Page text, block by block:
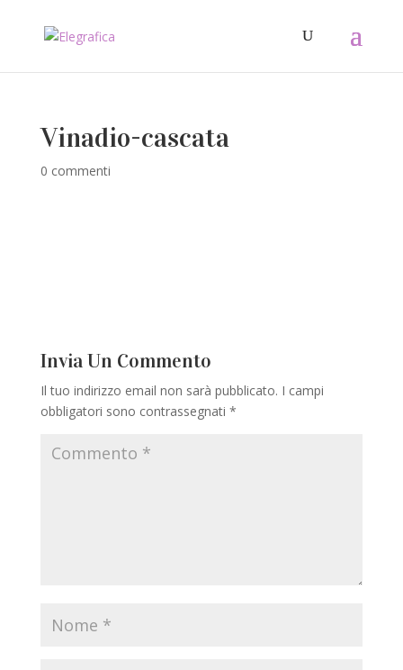
Vinadio-cascata
0 commenti
Invia Un Commento
Il tuo indirizzo email non sarà pubblicato. I campi
obbligatori sono contrassegnati *